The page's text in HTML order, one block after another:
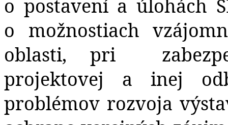
o postavení a úlohách
o možnostiach
oblasti, pri
projektovej a inej
problémov rozvoja